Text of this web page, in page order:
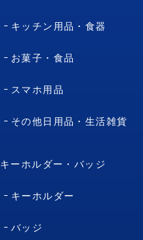
キッチン用品・食器
お菓子・食品
スマホ用品
その他日用品・生活雑貨
キーホルダー・バッジ
キーホルダー
バッジ